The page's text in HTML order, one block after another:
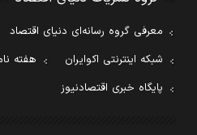
معرفی گروه رسانه‌ای دنیای اقتصاد
شبکه اینترنتی اکوایران
هفته
پایگاه خبری اقتصادنیوز